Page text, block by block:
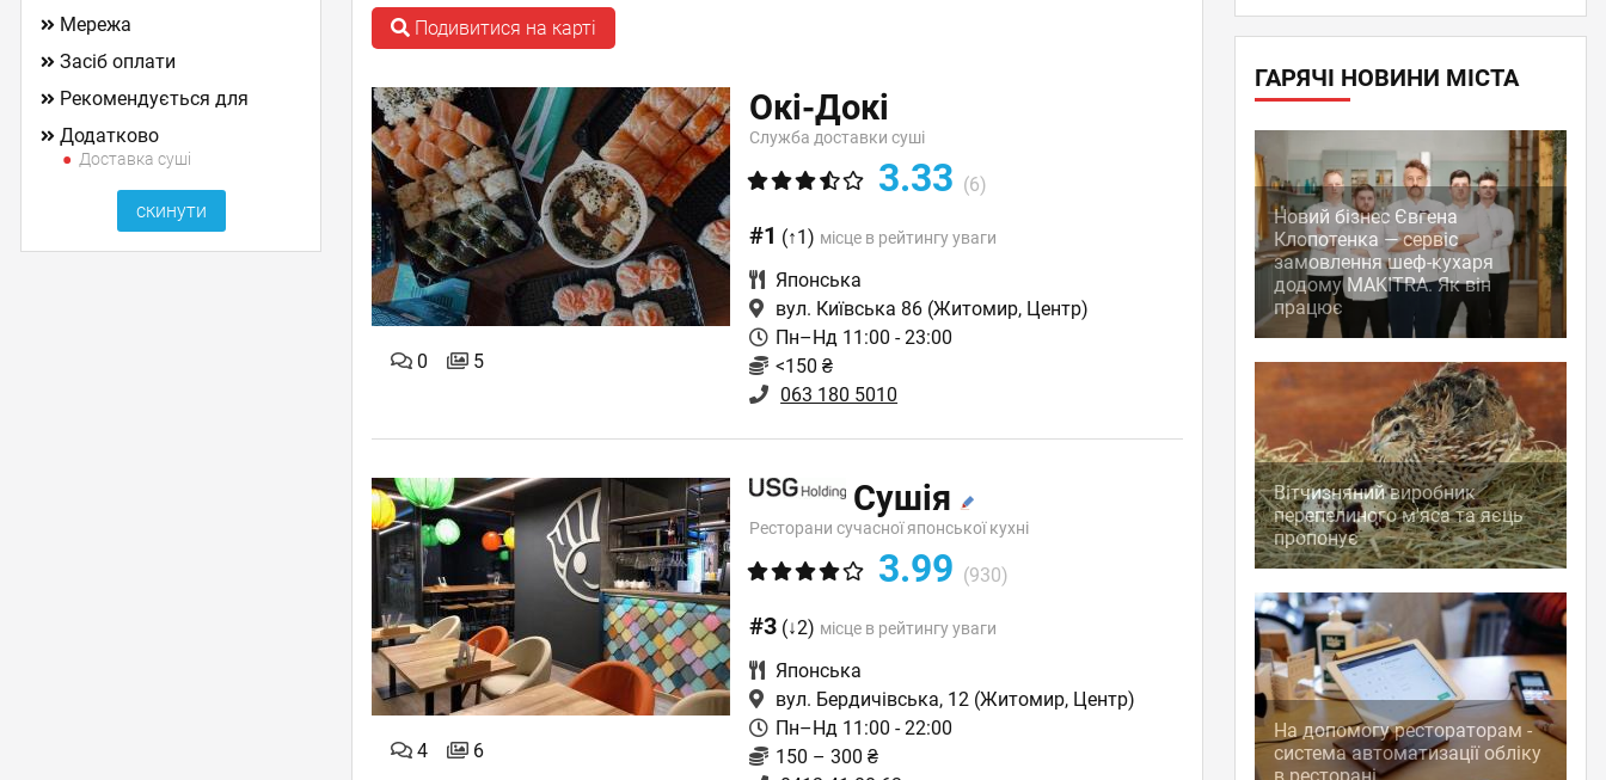
Подивитися на карті
0 5
Окі-Докі
Служба доставки суші
3.33 (6)
#1 (↑1) місце в рейтингу уваги
Японська
вул. Київська 86 (Житомир, Центр)
Пн–Нд 11:00 - 23:00
<150 ₴
063 180 5010
4 6
Сушія
Ресторани сучасної японської кухні
3.99 (930)
#3 (↓2) місце в рейтингу уваги
Японська
вул. Бердичівська, 12 (Житомир, Центр)
Пн–Нд 11:00 - 22:00
150 – 300 ₴
Мережа
Засіб оплати
Рекомендується для
Додатково
Доставка суші
ГАРЯЧІ НОВИНИ МІСТА
Новий бізнес Євгена
Клопотенка — сервіс
замовлення шеф-кухаря
додому MAKITRA. Як він
працює
Вітчизняний виробник
перепелиного м'яса та яєць
пропонує
На допомогу рестораторам -
система автоматизації обліку